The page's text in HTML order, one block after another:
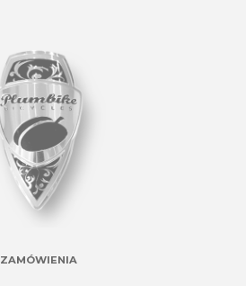
ZAMÓWIENIA